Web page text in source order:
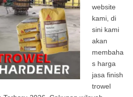
website
kami, di
sini kami
akan
membaha
s harga
jasa finish
trowel